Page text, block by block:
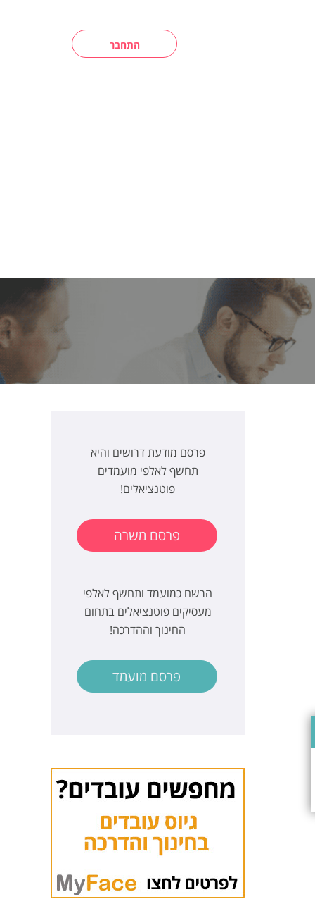
התחבר
פרסם מודעת דרושים והיא
תחשף לאלפי מועמדים
פוטנציאלים!
פרסם משרה
הרשם כמועמד ותחשף לאלפי
מעסיקים פוטנציאלים בתחום
החינוך וההדרכה!
פרסם מועמד